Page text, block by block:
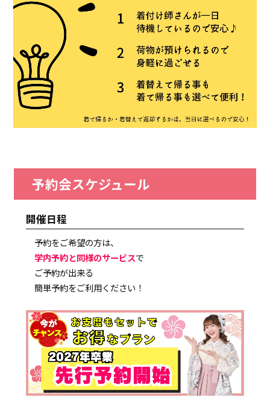
予約会スケジュール
開催日程
予約をご希望の方は、
学内予約と同様のサービスで
ご予約が出来る
簡単予約をご利用ください！